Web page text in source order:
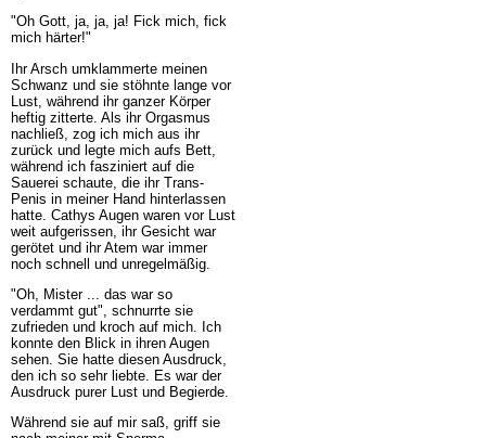
"Oh Gott, ja, ja, ja! Fick mich, fick
mich härter!"
Ihr Arsch umklammerte meinen
Schwanz und sie stöhnte lange vor
Lust, während ihr ganzer Körper
heftig zitterte. Als ihr Orgasmus
nachließ, zog ich mich aus ihr
zurück und legte mich aufs Bett,
während ich fasziniert auf die
Sauerei schaute, die ihr Trans-
Penis in meiner Hand hinterlassen
hatte. Cathys Augen waren vor Lust
weit aufgerissen, ihr Gesicht war
gerötet und ihr Atem war immer
noch schnell und unregelmäßig.
"Oh, Mister ... das war so
verdammt gut", schnurrte sie
zufrieden und kroch auf mich. Ich
konnte den Blick in ihren Augen
sehen. Sie hatte diesen Ausdruck,
den ich so sehr liebte. Es war der
Ausdruck purer Lust und Begierde.
Während sie auf mir saß, griff sie